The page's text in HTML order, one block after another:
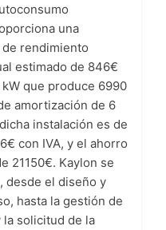
una
rendimiento
estimado de 846€
que produce 6990
amortización de 6
instalación es de
con IVA, y el ahorro
21150€. Kaylon se
desde el diseño y
hasta la gestión de
la solicitud de la